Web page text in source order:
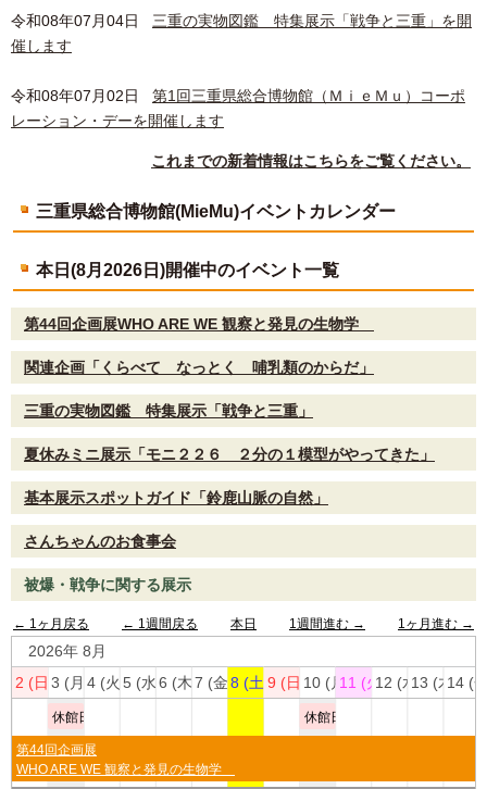
令和08年07月04日 三重の実物図鑑 特集展示「戦争と三重」を開
催します
令和08年07月02日 第1回三重県総合博物館（ＭｉｅＭｕ）コーポ
レーション・デーを開催します
これまでの新着情報はこちらをご覧ください。
三重県総合博物館(MieMu)イベントカレンダー
本日(8月2026日)開催中のイベント一覧
第44回企画展WHO ARE WE 観察と発見の生物学
関連企画「くらべて なっとく 哺乳類のからだ」
三重の実物図鑑 特集展示「戦争と三重」
夏休みミニ展示「モニ２２６ ２分の１模型がやってきた」
基本展示スポットガイド「鈴鹿山脈の自然」
さんちゃんのお食事会
被爆・戦争に関する展示
← 1ヶ月戻る ← 1週間戻る 本日 1週間進む → 1ヶ月進む →
休館日 休館日
第44回企画展
WHO ARE WE 観察と発見の生物学
2 (日)3 (月)4 (火)5 (水)6 (木)7 (金)8 (土)9 (日)10 (月)11 (火)12 (水)13 (木)14 (
2026年 8月